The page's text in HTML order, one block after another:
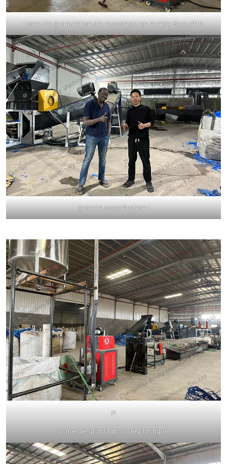
usine de granulation de recyclage en Arabie Saoudite
grande coopération !
p
usine de granulation de plastique